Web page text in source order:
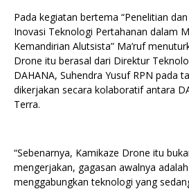
Pada kegiatan bertema “Penelitian
Inovasi Teknologi Pertahanan dalam
Kemandirian Alutsista” Ma’ruf
Drone itu berasal dari Direktur
DAHANA, Suhendra Yusuf RPN pada
dikerjakan secara kolaboratif antara
Terra.
“Sebenarnya, Kamikaze Drone itu
mengerjakan, gagasan awalnya
menggabungkan teknologi yang